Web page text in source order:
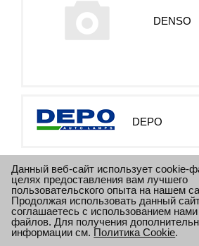
DENSO
DEPO
DIESEL
Данный веб-сайт использует cookie-
целях предоставления вам лучшего
пользовательского опыта на нашем
Продолжая использовать данный
соглашаетесь с использованием
файлов. Для получения
информации см. Политика Cookie.